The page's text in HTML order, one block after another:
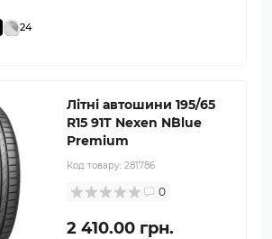
24
Літні автошини 195/65
R15 91T Nexen N`Blue
Premium
Код товару: 281786
0
2 410.00 грн.